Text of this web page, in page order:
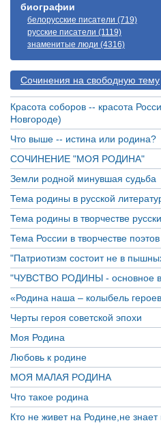
биографии
белорусские писатели (719)
русские писатели (1119)
знаменитые люди (4316)
Cочинения на свободную тему
Красота соборов -- красота
Новгороде)
Что выше -- истина или родина?
СОЧИНЕНИЕ "МОЯ РОДИНА"
Земли родной минувшая судьба
Тема родины в русской
Тема родины в творчестве
Тема России в творчестве
"Патриотизм состоит не в
"ЧУВСТВО РОДИНЫ - основное в
«Родина наша – колыбель
Черты героя советской эпохи
Моя Родина
Любовь к родине
МОЯ МАЛАЯ РОДИНА
Что такое родина
Кто не живет на Родине,не знает